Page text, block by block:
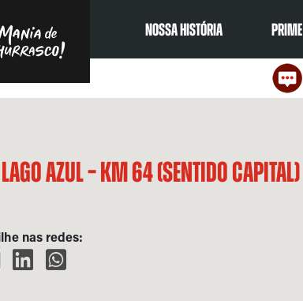
NOSSA HISTÓRIA PRIME
Azul – KM 64 (Sentido Capital)
nas redes: